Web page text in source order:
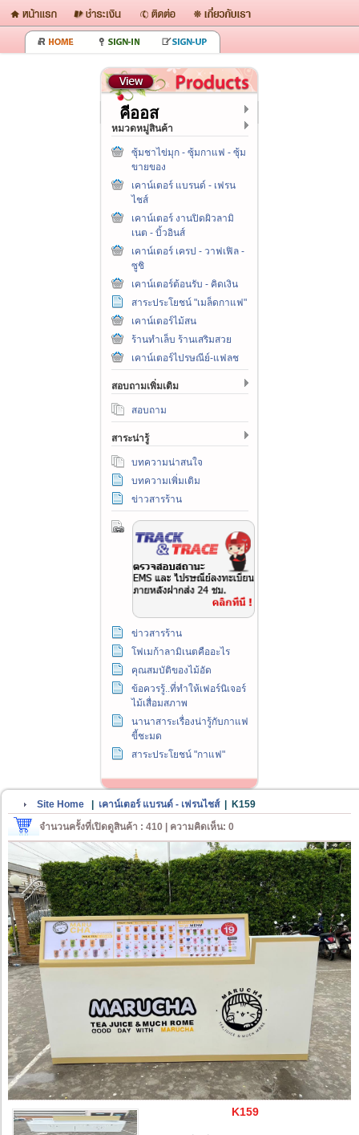
คีออส
หมวดหมู่สินค้า
ซุ้มชาไข่มุก - ซุ้มกาแฟ - ซุ้ม
ขายของ
เคาน์เตอร์ แบรนด์ - เฟรน
ไชส์
เคาน์เตอร์ งานปิดผิวลามิ
เนต - บิ้วอินส์
เคาน์เตอร์ เครป - วาฟเฟิล -
ซูชิ
เคาน์เตอร์ต้อนรับ - คิดเงิน
สาระประโยชน์ "เมล็ดกาแฟ"
เคาน์เตอร์ไม้สน
ร้านทำเล็บ ร้านเสริมสวย
เคาน์เตอร์ไปรษณีย์-แฟลช
สอบถามเพิ่มเติม
สอบถาม
สาระน่ารู้
บทความน่าสนใจ
บทความเพิ่มเติม
ข่าวสารร้าน
ข่าวสารร้าน
โฟเมก้าลามิเนตคืออะไร
คุณสมบัติของไม้อัด
ข้อควรรู้..ที่ทำให้เฟอร์นิเจอร์
ไม้เสื่อมสภาพ
นานาสาระเรื่องน่ารู้กับกาแฟ
ขี้ชะมด
สาระประโยชน์ "กาแฟ"
Site Home เคาน์เตอร์ แบรนด์ - เฟรนไชส์|
K159
จำนวนครั้งที่เปิดดูสินค้า : 410 | ความคิดเห็น: 0
K159